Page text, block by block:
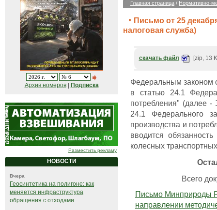
Архив номеров| Подписка
Разместить рекламу
НОВОСТИ
Вчера
Геосинтетика на полигоне: как
меняется инфраструктура
обращения с отходами
Главная страница / Нормативно-
Письмо от 25
налоговая служба)
скачать файл [zip, 13
Федеральным законом
в статью 24.1
потребления" (далее
24.1 Федерального
производства и
вводится
колесных
Всего
Письмо Минприроды
направлении